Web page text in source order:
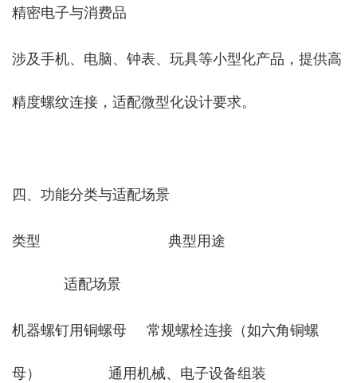
‌精密电子与消费品‌
涉及手机、电脑、钟表、玩具等小型化产品，提供高
精度螺纹连接，适配微型化设计要求。
四、功能分类与适配场景
‌类型‌ ‌ 典型用途‌ ‌
适配场景‌
‌机器螺钉用铜螺母‌ 常规螺栓连接（如六角铜螺
母） 通用机械、电子设备组装